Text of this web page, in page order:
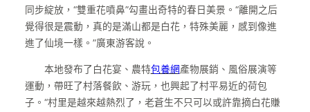
同步綻放，“雙重花噴鼻”勾畫出奇特的春日美景。“離開之后
覺得很是震動，真的是滿山都是白花，特殊美麗，感到像進
進了仙境一樣。”廣東游客說。
本地發布了白花宴、農特包養網產物展銷、風俗展演等
運動，帶旺了村落餐飲、游玩，也興起了村平易近的荷包
子。“村里是越來越熱烈了，老蒼生不只可以或許靠摘白花賺